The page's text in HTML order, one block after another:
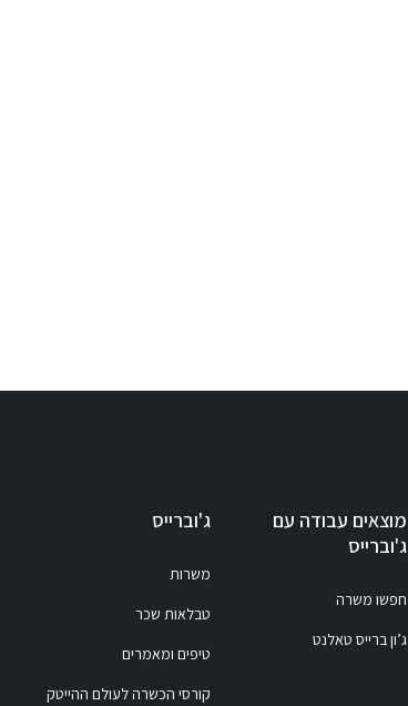
מוצאים עבודה עם
ג'וברייס
חפשו משרה
ג’ון ברייס טאלנט
ג'וברייס
משרות
טבלאות שכר
טיפים ומאמרים
קורסי הכשרה לעולם ההייטק